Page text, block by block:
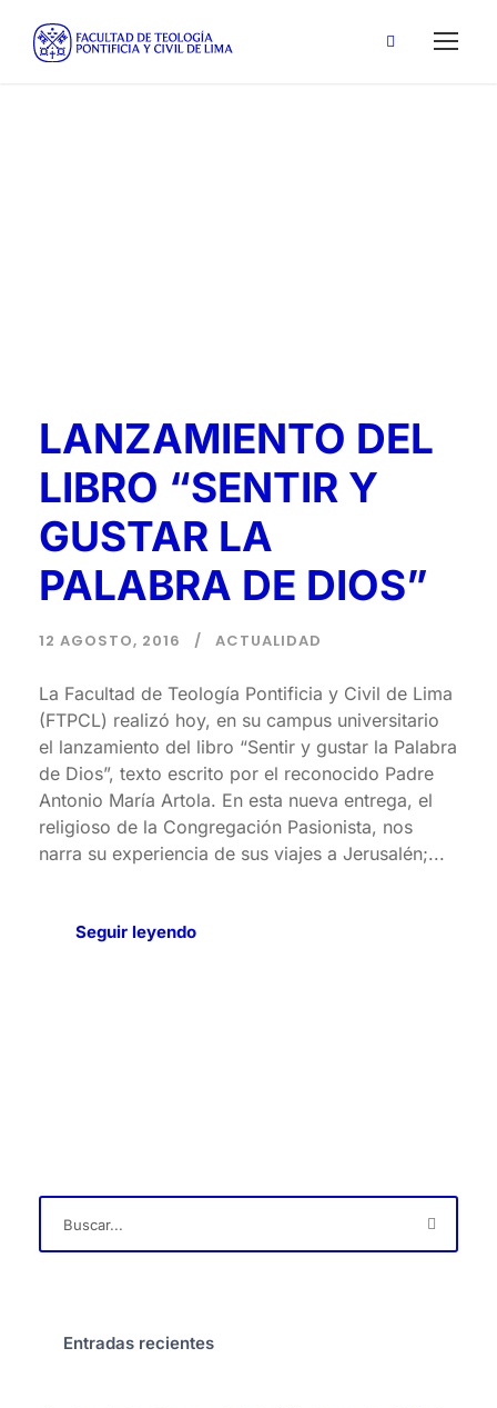
LANZAMIENTO DEL
LIBRO “SENTIR Y
GUSTAR LA
PALABRA DE DIOS”
12 AGOSTO, 2016 ACTUALIDAD
La Facultad de Teología Pontificia y Civil de Lima
(FTPCL) realizó hoy, en su campus universitario
el lanzamiento del libro “Sentir y gustar la Palabra
de Dios”, texto escrito por el reconocido Padre
Antonio María Artola. En esta nueva entrega, el
religioso de la Congregación Pasionista, nos
narra su experiencia de sus viajes a Jerusalén;...
Seguir leyendo
Entradas recientes